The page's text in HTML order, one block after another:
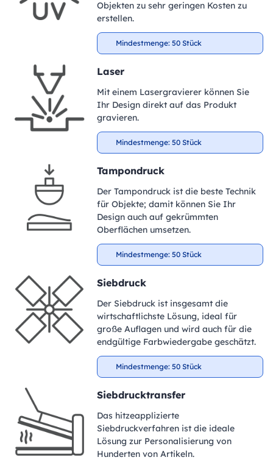
Objekten zu sehr geringen Kosten zu
erstellen.
Mindestmenge: 50 Stück
Laser
Mit einem Lasergravierer können Sie
Ihr Design direkt auf das Produkt
gravieren.
Mindestmenge: 50 Stück
Tampondruck
Der Tampondruck ist die beste Technik
für Objekte; damit können Sie Ihr
Design auch auf gekrümmten
Oberflächen umsetzen.
Mindestmenge: 50 Stück
Siebdruck
Der Siebdruck ist insgesamt die
wirtschaftlichste Lösung, ideal für
große Auflagen und wird auch für die
endgültige Farbwiedergabe geschätzt.
Mindestmenge: 50 Stück
Siebdrucktransfer
Das hitzeapplizierte
Siebdruckverfahren ist die ideale
Lösung zur Personalisierung von
Hunderten von Artikeln.